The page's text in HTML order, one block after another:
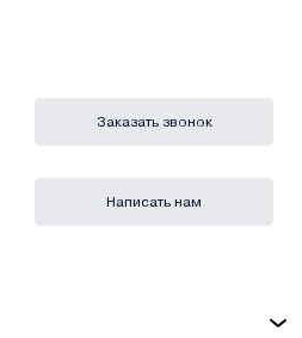
А также в кредит, рассрочку
выгодные условия от ведущих
компрессоров M7
z o.o. Польша, ul. Zerzenska 36 04-
инструмент Бел",
и доставки товара можно
Заказать звонок
Написать нам